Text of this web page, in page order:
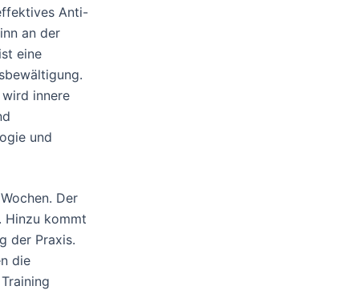
Anti-
an der
eine
innere
und
Der
Hinzu kommt
der Praxis.
die